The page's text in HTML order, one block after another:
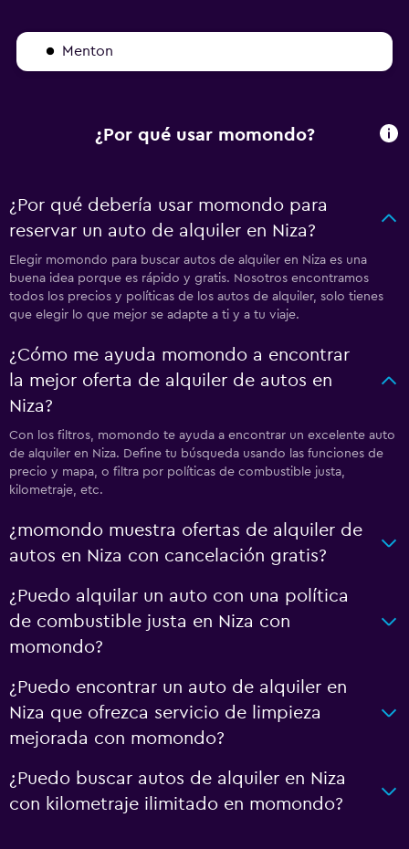
Menton
¿Por qué usar momondo?
¿Por qué debería usar momondo para
reservar un auto de alquiler en Niza?
Elegir momondo para buscar autos de alquiler en Niza es una
buena idea porque es rápido y gratis. Nosotros encontramos
todos los precios y políticas de los autos de alquiler, solo tienes
que elegir lo que mejor se adapte a ti y a tu viaje.
¿Cómo me ayuda momondo a encontrar
la mejor oferta de alquiler de autos en
Niza?
Con los filtros, momondo te ayuda a encontrar un excelente auto
de alquiler en Niza. Define tu búsqueda usando las funciones de
precio y mapa, o filtra por políticas de combustible justa,
kilometraje, etc.
¿momondo muestra ofertas de alquiler de
autos en Niza con cancelación gratis?
¿Puedo alquilar un auto con una política
de combustible justa en Niza con
momondo?
¿Puedo encontrar un auto de alquiler en
Niza que ofrezca servicio de limpieza
mejorada con momondo?
¿Puedo buscar autos de alquiler en Niza
con kilometraje ilimitado en momondo?